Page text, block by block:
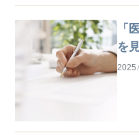
「
を
じ